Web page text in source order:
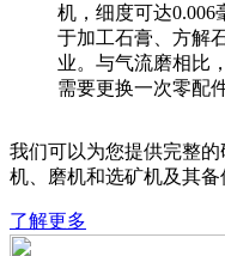
机，细度可达0.006
于加工石膏、方解
业。与气流磨相比
需要更换一次零配
我们可以为您提供完整
机、磨机和选矿机及其备
了解更多